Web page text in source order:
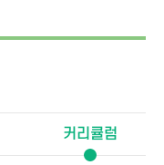
커리큘럼